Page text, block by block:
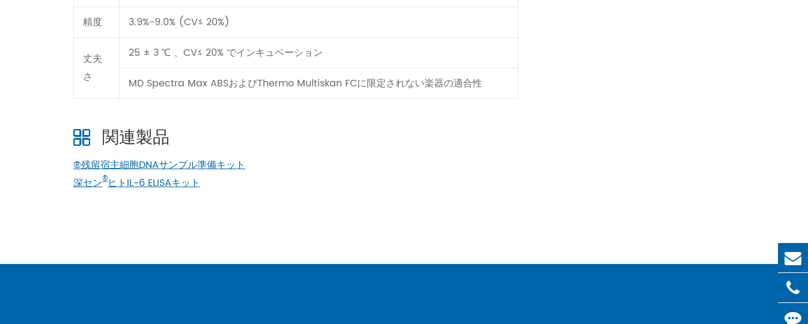
精度
3.9%-9.0% (CV≤ 20%)
丈夫
さ
25 ± 3 ℃ 、CV≤ 20% でインキュベーション
MD Spectra Max ABSおよびThermo Multiskan FCに限定されない楽器の適合性
関連製品
®残留宿主細胞DNAサンプル準備キット
深セン®ヒトIL-6 ELISAキット